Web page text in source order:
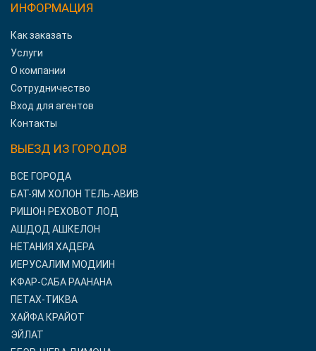
ИНФОРМАЦИЯ
Как заказать
Услуги
О компании
Сотрудничество
Вход для агентов
Контакты
ВЫЕЗД ИЗ ГОРОДОВ
ВСЕ ГОРОДА
БАТ-ЯМ ХОЛОН ТЕЛЬ-АВИВ
РИШОН РЕХОВОТ ЛОД
АШДОД АШКЕЛОН
НЕТАНИЯ ХАДЕРА
ИЕРУСАЛИМ МОДИИН
КФАР-САБА РААНАНА
ПЕТАХ-ТИКВА
ХАЙФА КРАЙОТ
ЭЙЛАТ